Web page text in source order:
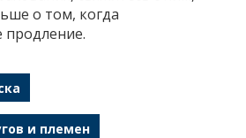
о том, когда
и племен